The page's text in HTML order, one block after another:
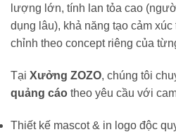
lượng lớn, tính lan tỏa cao
dụng lâu), khả năng tạo cảm
chỉnh theo concept riêng của
Tại Xưởng ZOZO, chúng tôi
quảng cáo theo yêu cầu với
Thiết kế mascot & in logo độc